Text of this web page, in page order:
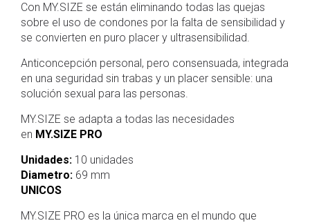
Con MY.SIZE se están eliminando todas las quejas
sobre el uso de condones por la falta de sensibilidad y
se convierten en puro placer y ultrasensibilidad.
Anticoncepción personal, pero consensuada, integrada
en una seguridad sin trabas y un placer sensible: una
solución sexual para las personas.
MY.SIZE se adapta a todas las necesidades
en MY.SIZE PRO
Unidades: 10 unidades
Diametro: 69 mm
UNICOS
MY.SIZE PRO es la única marca en el mundo que